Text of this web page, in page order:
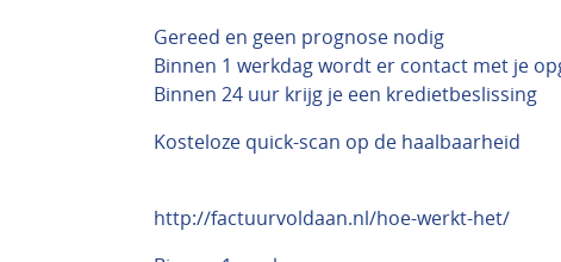
Gereed en geen prognose nodig
Binnen 1 werkdag wordt er contact met je
Binnen 24 uur krijg je een kredietbeslissing
Kosteloze quick-scan op de haalbaarheid
http://factuurvoldaan.nl/hoe-werkt-het/